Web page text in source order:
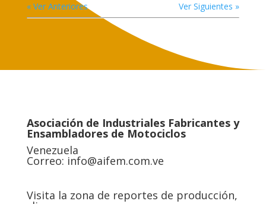
« Ver Anteriores Ver Siguientes »
Asociación de Industriales Fabricantes y
Ensambladores de Motociclos
Venezuela
Correo: info@aifem.com.ve
Visita la zona de reportes de producción,